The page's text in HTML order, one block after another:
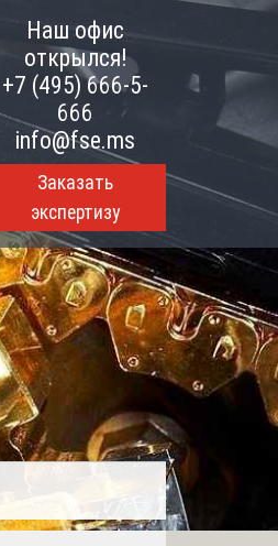
Наш офис
открылся!
+7 (495) 666-5-
666
info@fse.ms
Заказать
экспертизу